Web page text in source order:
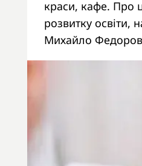
краси, кафе. Про
розвитку освіти,
Михайло